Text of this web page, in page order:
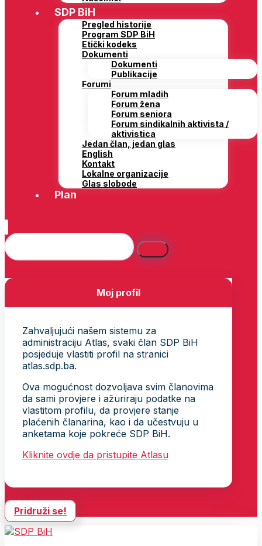
SDP BiH
Pregled historije
Program SDP BiH
Etički kodeks
Dokumenti
Dokumenti
Publikacije
Forumi
Forum mladih
Forum žena
Forum seniora
Forum sindikalnih aktivista /
aktivistica
Jedan član, jedan glas
English
Kontakt
Lokalne organizacije
Glas slobode
Plan
Moj profil
Zahvaljujući našem sistemu za
administraciju Atlas, svaki član SDP BiH
posjeduje vlastiti profil na stranici
atlas.sdp.ba.
Ova mogućnost dozvoljava svim članovima
da sami provjere i ažuriraju podatke na
vlastitom profilu, da provjere stanje
plaćenih članarina, kao i da učestvuju u
anketama koje pokreće SDP BiH.
Kliknite ovdje da pristupite Atlasu
Pridruži se!